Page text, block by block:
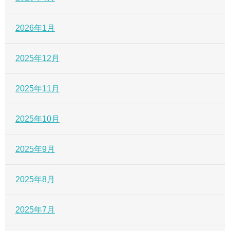
2026年1月
2025年12月
2025年11月
2025年10月
2025年9月
2025年8月
2025年7月